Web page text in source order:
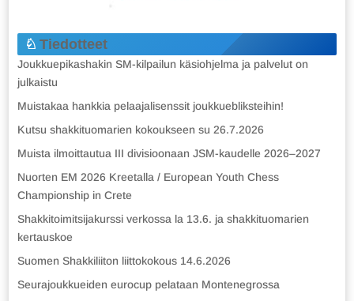
Tiedotteet
Joukkuepikashakin SM-kilpailun käsiohjelma ja palvelut on
julkaistu
Muistakaa hankkia pelaajalisenssit joukkuebliksteihin!
Kutsu shakkituomarien kokoukseen su 26.7.2026
Muista ilmoittautua III divisioonaan JSM-kaudelle 2026–2027
Nuorten EM 2026 Kreetalla / European Youth Chess
Championship in Crete
Shakkitoimitsijakurssi verkossa la 13.6. ja shakkituomarien
kertauskoe
Suomen Shakkiliiton liittokokous 14.6.2026
Seurajoukkueiden eurocup pelataan Montenegrossa